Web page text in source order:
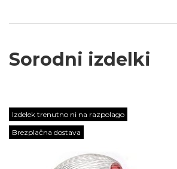
Sorodni izdelki
Izdelek trenutno ni na razpolago
Brezplačna dostava